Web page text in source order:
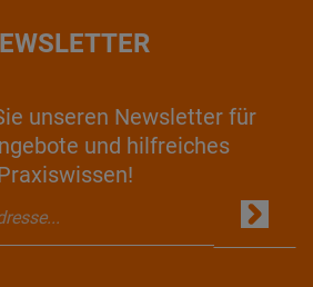
unseren Newsletter für
und hilfreiches